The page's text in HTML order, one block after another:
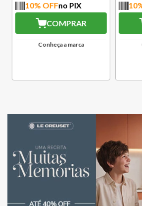
10% OFFno PIX
COMPRAR
Conheça a marca
10